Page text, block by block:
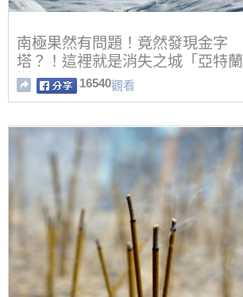
南極果然有問題！竟然發現金字
塔？！這裡就是消失之城「亞特
斯」！
16540觀看